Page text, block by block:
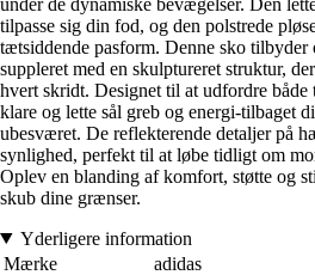
tilpasse sig din fod, og den polstrede
tætsiddende pasform. Denne sko tilbyder
suppleret med en skulptureret struktur,
hvert skridt. Designet til at udfordre både
klare og lette sål greb og energi-tilbaget
ubesværet. De reflekterende detaljer på
synlighed, perfekt til at løbe tidligt om
Oplev en blanding af komfort, støtte og
skub dine grænser.
Yderligere information
Mærke
adidas